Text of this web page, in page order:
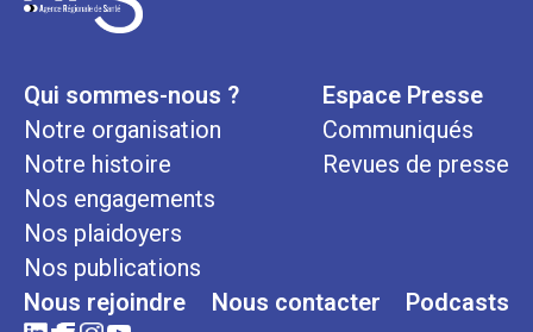
Qui sommes-nous ?
Notre organisation
Notre histoire
Nos engagements
Nos plaidoyers
Nos publications
Espace Presse
Communiqués
Revues de presse
Nous rejoindre Nous contacter Podcasts